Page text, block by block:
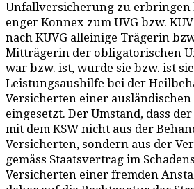
Unfallversicherung zu erbringen
enger Konnex zum UVG bzw.
nach KUVG alleinige Trägerin
Mitträgerin der obligatorischen
war bzw. ist, wurde sie bzw. ist
Leistungsaushilfe bei der
Versicherten einer
eingesetzt. Der Umstand, dass
mit dem KSW nicht aus der
Versicherten, sondern aus der
gemäss Staatsvertrag im
Versicherten einer fremden